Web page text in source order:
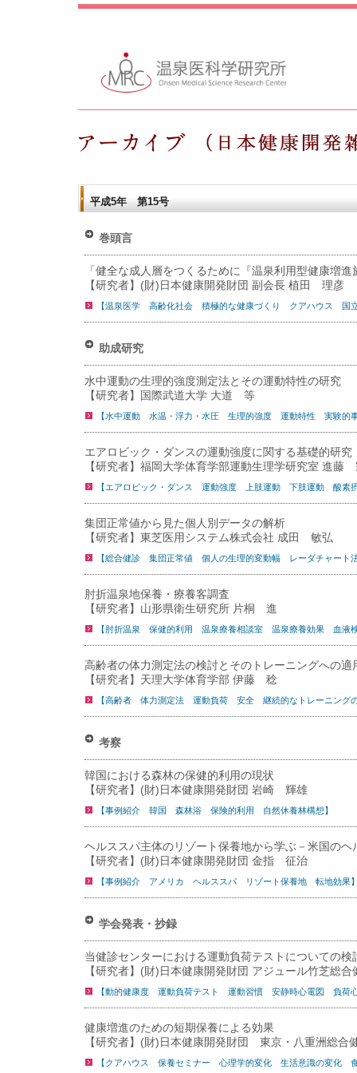
平成5年 第15号
巻頭言
「健全な成人層をつくるために『温泉利用型健康増進
【研究者】(財)日本健康開発財団 副会長 植田 理彦
【温泉医学 高齢化社会 積極的な健康づくり クアハウス 国
助成研究
水中運動の生理的強度測定法とその運動特性の研究
【研究者】国際武道大学 大道 等
【水中運動 水温・浮力・水圧 生理的強度 運動特性 実験的
エアロビック・ダンスの運動強度に関する基礎的研究
【研究者】福岡大学体育学部運動生理学研究室 進藤
【エアロビック・ダンス 運動強度 上肢運動 下肢運動 酸素
集団正常値から見た個人別データの解析
【研究者】東芝医用システム株式会社 成田 敏弘
【総合健診 集団正常値 個人の生理的変動幅 レーダチャート
肘折温泉地保養・療養客調査
【研究者】山形県衛生研究所 片桐 進
【肘折温泉 保健的利用 温泉療養相談室 温泉療養効果 血液
高齢者の体力測定法の検討とそのトレーニングへの適
【研究者】天理大学体育学部 伊藤 稔
【高齢者 体力測定法 運動負荷 安全 継続的なトレーニング
考察
韓国における森林の保健的利用の現状
【研究者】(財)日本健康開発財団 岩崎 輝雄
【事例紹介 韓国 森林浴 保険的利用 自然休養林構想】
ヘルススパ主体のリゾート保養地から学ぶ－米国のヘ
【研究者】(財)日本健康開発財団 金指 征治
【事例紹介 アメリカ ヘルススパ リゾート保養地 転地効果
学会発表・抄録
当健診センターにおける運動負荷テストについての検
【研究者】(財)日本健康開発財団 アジュール竹芝総
【動的健康度 運動負荷テスト 運動習慣 安静時心電図 負荷
健康増進のための短期保養による効果
【研究者】(財)日本健康開発財団 東京・八重洲総
【クアハウス 保養セミナー 心理学的変化 生活意識の変化